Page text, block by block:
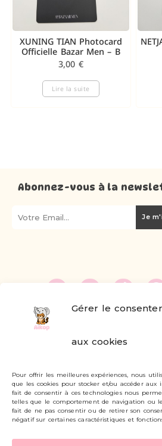
Gérer le
aux cookies
Pour offrir les meilleures expériences, nous
que les cookies pour stocker et/ou accéder aux
fait de consentir à ces technologies nous
telles que le comportement de navigation ou
fait de ne pas consentir ou de retirer son
négatif sur certaines caractéristiques et
XUNING TIAN Photocard
Officielle Bazar Men – B
3,00 €
Lire la suite
Abonnez-vous à la
Je
Livraisons et retours
Mon compte
Carte cadeau